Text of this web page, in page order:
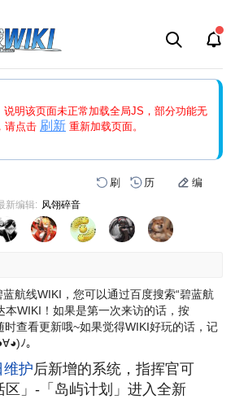
说明该页面未正常加载全局JS，部分功能无
请点击 刷新 重新加载页面。
面缓存并刷新，如果还有问题，请多尝试几
刷 历 编
新编辑: 风翎碎音
航线WIKI，您可以通过百度搜索“碧蓝航
WIKI！ 如果是第一次来访的话，按
时查看更新哦~如果觉得WIKI好玩的话，记
ﾉ。
维护后新增的系统，指挥官可
区」-「岛屿计划」进入全新